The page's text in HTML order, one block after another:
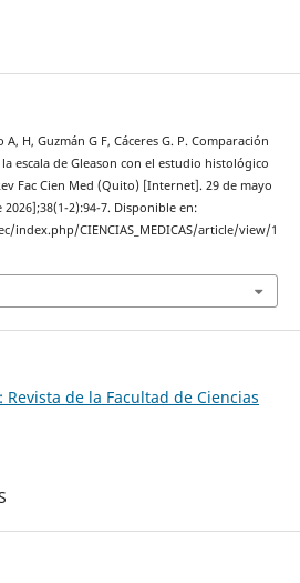
A, H, Guzmán G F, Cáceres G. P. Comparación
escala de Gleason con el estudio histológico
Fac Cien Med (Quito) [Internet]. 29 de mayo
2):94-7. Disponible en:
index.php/CIENCIAS_MEDICAS/article/view/1
Revista de la Facultad de Ciencias